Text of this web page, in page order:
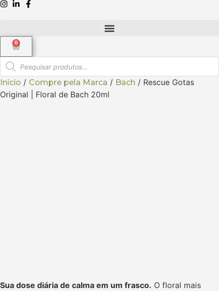
0
Início / Compre pela Marca / Bach / Rescue Gotas
Original | Floral de Bach 20ml
Sua dose diária de calma em um frasco. O floral mais